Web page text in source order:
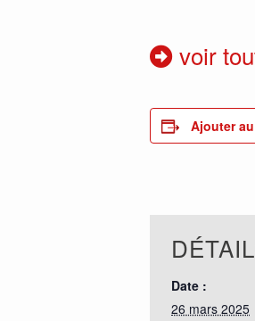
voir
Ajouter
Date :
26 mars 2025